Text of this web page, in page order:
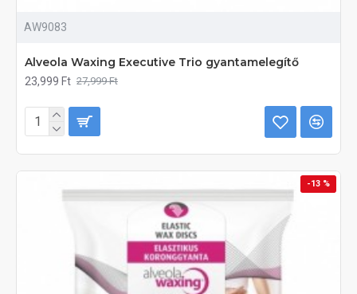
AW9083
Alveola Waxing Executive Trio gyantamelegítő
23,999 Ft 27,999 Ft
-13 %